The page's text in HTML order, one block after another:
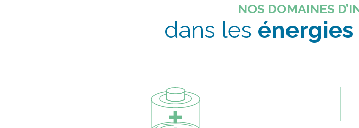
NOS DOMAINES
dans les